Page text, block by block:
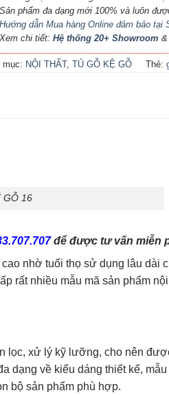
Sản phẩm đa dạng mới 100% và luôn
Hướng dẫn Mua hàng Online đảm bảo tại
Xem chi tiết: Hệ thống 20+ Showroom &
mục: NỘI THẤT, TỦ GỖ KỆ GỖ Thẻ:
GỖ 16
để được tư vấn miễn
nhờ tuổi thọ sử dụng lâu dài
rất nhiều mẫu mã sản phẩm
xử lý kỹ lưỡng, cho nên
dạng về kiểu dáng thiết kế,
bộ sản phẩm phù hợp.